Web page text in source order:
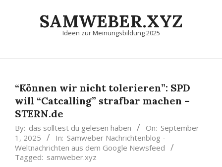
SAMWEBER.XYZ
Ideen zur Meinungsbildung 2025
Primary
Menu“Können wir nicht tolerieren”: SPD
will “Catcalling” strafbar machen –
STERN.de
By: das solltest du gelesen haben On: September
1, 2025
In: Samweber Nachrichtenblog -
Weltnachrichten aus dem Google Newsfeed
Tagged: samweber.xyz